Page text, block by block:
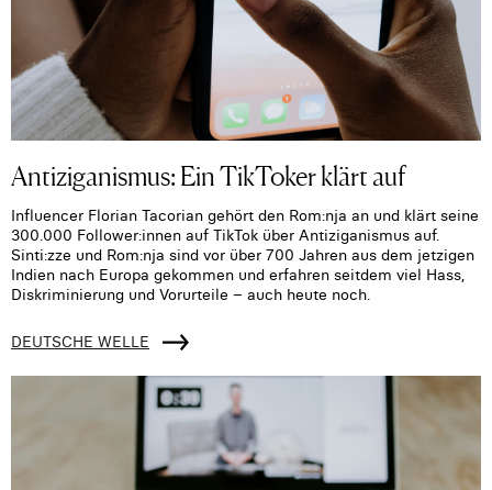
Antiziganismus: Ein TikToker klärt auf
Influencer Florian Tacorian gehört den Rom:nja an und klärt seine
300.000 Follower:innen auf TikTok über Antiziganismus auf.
Sinti:zze und Rom:nja sind vor über 700 Jahren aus dem jetzigen
Indien nach Europa gekommen und erfahren seitdem viel Hass,
Diskriminierung und Vorurteile – auch heute noch.
DEUTSCHE WELLE